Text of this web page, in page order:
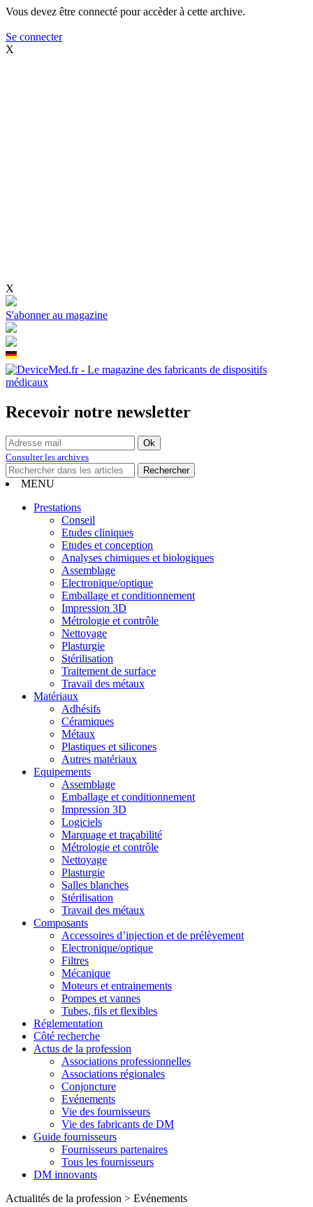
Vous devez être connecté pour accèder à cette archive.
Se connecter
X
X
S'abonner au magazine
Recevoir notre newsletter
Consulter les archives
MENU
Prestations
Conseil
Etudes cliniques
Etudes et conception
Analyses chimiques et biologiques
Assemblage
Electronique/optique
Emballage et conditionnement
Impression 3D
Métrologie et contrôle
Nettoyage
Plasturgie
Stérilisation
Traitement de surface
Travail des métaux
Matériaux
Adhésifs
Céramiques
Métaux
Plastiques et silicones
Autres matériaux
Equipements
Assemblage
Emballage et conditionnement
Impression 3D
Logiciels
Marquage et traçabilité
Métrologie et contrôle
Nettoyage
Plasturgie
Salles blanches
Stérilisation
Travail des métaux
Composants
Accessoires d’injection et de prélèvement
Electronique/optique
Filtres
Mécanique
Moteurs et entrainements
Pompes et vannes
Tubes, fils et flexibles
Réglementation
Côté recherche
Actus de la profession
Associations professionnelles
Associations régionales
Conjoncture
Evénements
Vie des fournisseurs
Vie des fabricants de DM
Guide fournisseurs
Fournisseurs partenaires
Tous les fournisseurs
DM innovants
Actualités de la profession > Evénements